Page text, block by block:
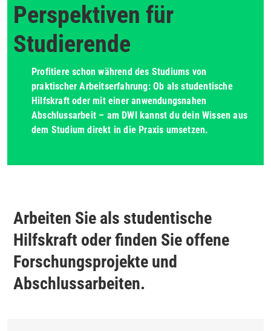
Perspektiven für
Studierende
Profitiere schon während des Studiums von
praktischer Arbeitserfahrung: Ob als studentische
Hilfskraft oder mit einer anwendungsnahen
Abschlussarbeit – am DWI kannst du dein Wissen aus
dem Studium direkt in die Praxis umsetzen.
Arbeiten Sie als studentische
Hilfskraft oder finden Sie offene
Forschungsprojekte und
Abschlussarbeiten.